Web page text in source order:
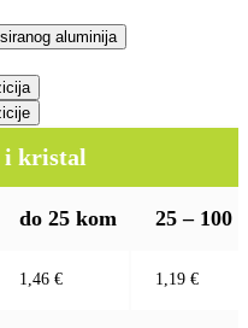
aluminija
i kristal
do 25 kom 25 – 100
1,46 € 1,19 €